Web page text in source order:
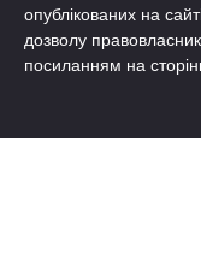
опублікованих на
дозволу
посиланням на